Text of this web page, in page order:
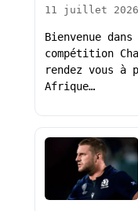
11 juillet 2026
Bienvenue
compétition
rendez vous à
Afrique…